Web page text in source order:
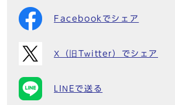
Facebookでシェア
X（旧Twitter）でシェア
LINEで送る